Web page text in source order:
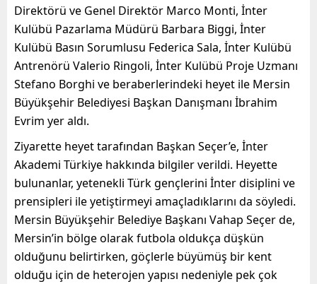
Direktörü ve Genel Direktör Marco Monti, İnter
Kulübü Pazarlama Müdürü Barbara Biggi, İnter
Kulübü Basın Sorumlusu Federica Sala, İnter Kulübü
Antrenörü Valerio Ringoli, İnter Kulübü Proje Uzmanı
Stefano Borghi ve beraberlerindeki heyet ile Mersin
Büyükşehir Belediyesi Başkan Danışmanı İbrahim
Evrim yer aldı.
Ziyarette heyet tarafından Başkan Seçer’e, İnter
Akademi Türkiye hakkında bilgiler verildi. Heyette
bulunanlar, yetenekli Türk gençlerini İnter disiplini ve
prensipleri ile yetiştirmeyi amaçladıklarını da söyledi.
Mersin Büyükşehir Belediye Başkanı Vahap Seçer de,
Mersin’in bölge olarak futbola oldukça düşkün
olduğunu belirtirken, göçlerle büyümüş bir kent
olduğu için de heterojen yapısı nedeniyle pek çok